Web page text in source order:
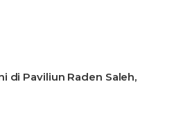
di Paviliun Raden Saleh,